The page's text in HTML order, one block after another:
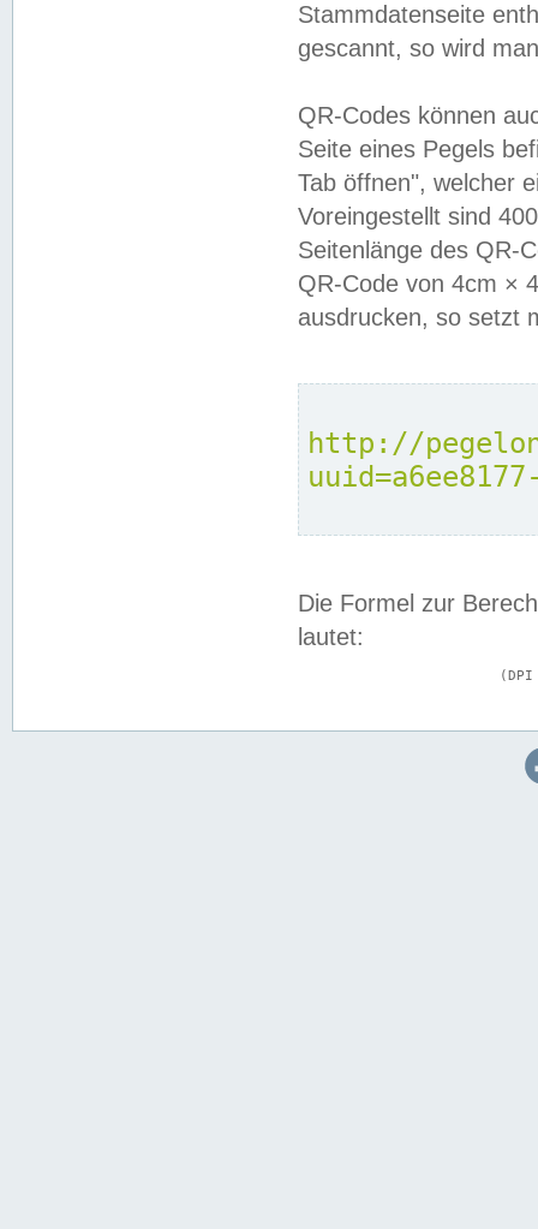
Stammdatenseite
gescannt, so wird
QR-Codes können
Seite eines Pegels
Tab öffnen", welcher
Voreingestellt sind
Seitenlänge des QR-
QR-Code von 4cm ×
ausdrucken, so setzt
http://
Die Formel zur
lautet: